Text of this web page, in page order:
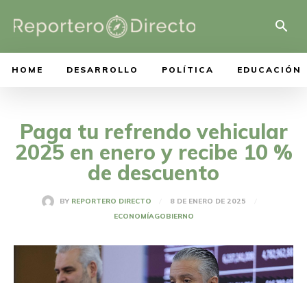
HOME DESARROLLO POLÍTICA EDUCACIÓN
Paga tu refrendo vehicular
2025 en enero y recibe 10 %
de descuento
BY REPORTERO DIRECTO
8 DE ENERO DE 2025
ECONOMÍAGOBIERNO